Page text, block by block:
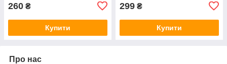
260 ₴
Купити
299 ₴
Купити
Про нас